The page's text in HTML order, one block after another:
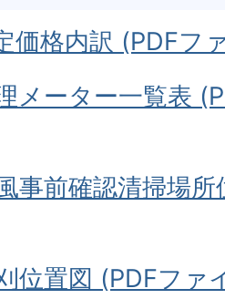
格内訳 (PDFフ
ーター一覧表
前確認清掃場所
置図 (PDFファ